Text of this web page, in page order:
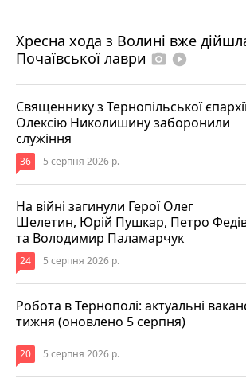
Хресна хода з Волині вже
Почаївської лаври photo_camera play_circle_filled
Священнику з Тернопільської
Олексію Николишину заборонили
служіння
36 5 серпня 2026 р.
На війні загинули Герої Олег
Шелетин, Юрій Пушкар, Петро
та Володимир Паламарчук
24 5 серпня 2026 р.
Робота в Тернополі: актуальні
тижня (оновлено 5 серпня)
20 5 серпня 2026 р.